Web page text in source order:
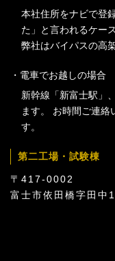
本社住所をナビで登
た」と言われるケー
弊社はバイパスの高
電車でお越しの場合
新幹線「新富士駅」
ます。 お時間ご連絡
す。
第二工場・試験棟
〒417-0002
富士市依田橋字田中